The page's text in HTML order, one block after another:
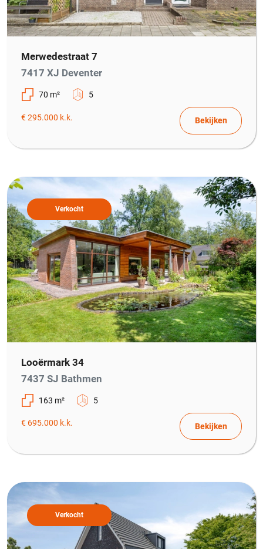
Merwedestraat 7
7417 XJ Deventer
70 m² 5
€ 295.000 k.k. Bekijken
Verkocht
Looërmark 34
7437 SJ Bathmen
163 m² 5
€ 695.000 k.k. Bekijken
Verkocht